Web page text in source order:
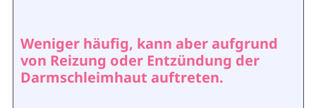
Weniger häufig, kann aber aufgrund
von Reizung oder Entzündung der
Darmschleimhaut auftreten.